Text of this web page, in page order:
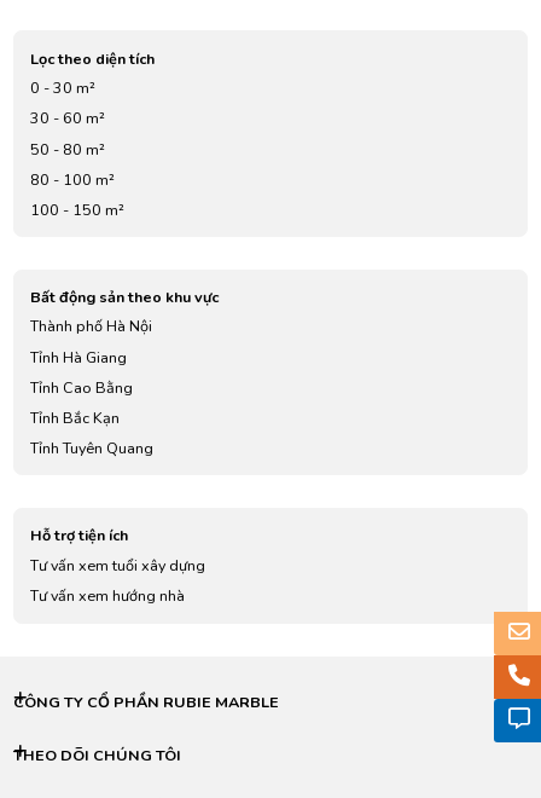
Lọc theo diện tích
0 - 30 m²
30 - 60 m²
50 - 80 m²
80 - 100 m²
100 - 150 m²
Bất động sản theo khu vực
Thành phố Hà Nội
Tỉnh Hà Giang
Tỉnh Cao Bằng
Tỉnh Bắc Kạn
Tỉnh Tuyên Quang
Tỉnh Lai Châu
Tỉnh Sơn La
Tỉnh Yên Bái
Tỉnh Lạng Sơn
Tỉnh Bắc Giang
Hỗ trợ tiện ích
Tư vấn xem tuổi xây dựng
Tư vấn xem hướng nhà
CÔNG TY CỔ PHẦN RUBIE MARBLE
THEO DÕI CHÚNG TÔI